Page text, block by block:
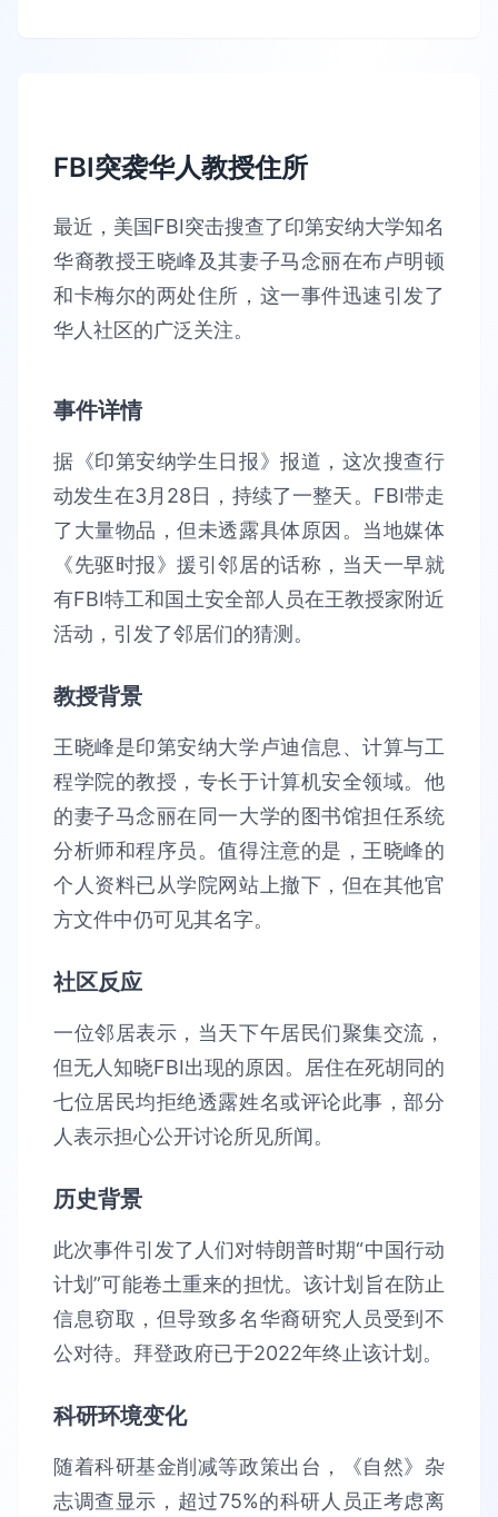
FBI突袭华人教授住所
最近，美国FBI突击搜查了印第安纳大学知名
华裔教授王晓峰及其妻子马念丽在布卢明顿
和卡梅尔的两处住所，这一事件迅速引发了
华人社区的广泛关注。
事件详情
据《印第安纳学生日报》报道，这次搜查行
动发生在3月28日，持续了一整天。FBI带走
了大量物品，但未透露具体原因。当地媒体
《先驱时报》援引邻居的话称，当天一早就
有FBI特工和国土安全部人员在王教授家附近
活动，引发了邻居们的猜测。
教授背景
王晓峰是印第安纳大学卢迪信息、计算与工
程学院的教授，专长于计算机安全领域。他
的妻子马念丽在同一大学的图书馆担任系统
分析师和程序员。值得注意的是，王晓峰的
个人资料已从学院网站上撤下，但在其他官
方文件中仍可见其名字。
社区反应
一位邻居表示，当天下午居民们聚集交流，
但无人知晓FBI出现的原因。居住在死胡同的
七位居民均拒绝透露姓名或评论此事，部分
人表示担心公开讨论所见所闻。
历史背景
此次事件引发了人们对特朗普时期“中国行动
计划”可能卷土重来的担忧。该计划旨在防止
信息窃取，但导致多名华裔研究人员受到不
公对待。拜登政府已于2022年终止该计划。
科研环境变化
随着科研基金削减等政策出台，《自然》杂
志调查显示，超过75%的科研人员正考虑离